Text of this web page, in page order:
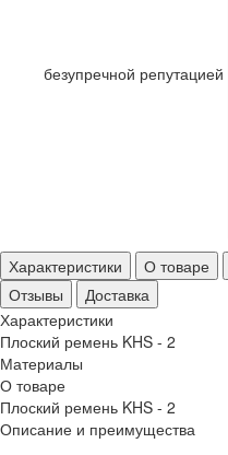
безупречной репутацией
Характеристики
О товаре
Отзывы
Доставка
Характеристики
Плоский ремень KHS - 2
Материалы
О товаре
Плоский ремень KHS - 2
Описание и преимущества